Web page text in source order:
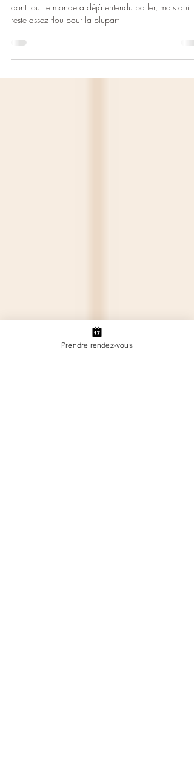
Comment soigner son microbiote
naturellement ?
Le microbiote, ou flore intestinale, c'est quelque chose
dont tout le monde a déjà entendu parler, mais qui
Prendre rendez-vous